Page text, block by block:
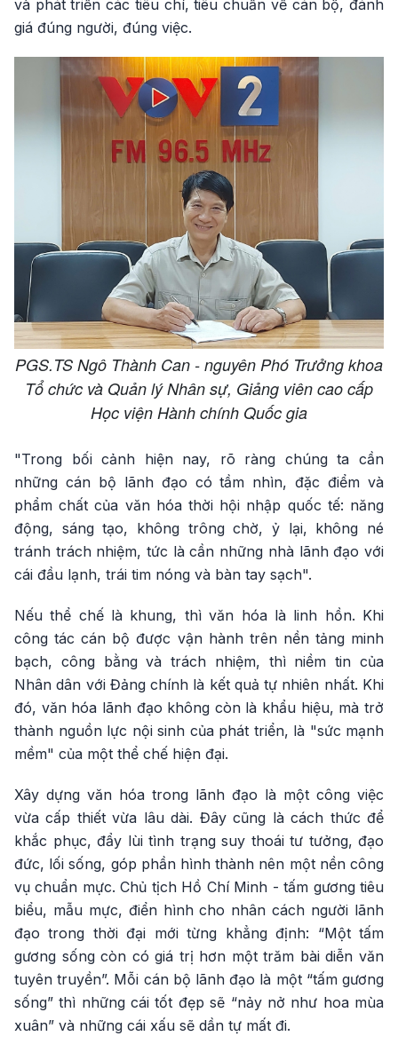
và phát triển các tiêu chí, tiêu chuẩn về cán bộ, đánh
giá đúng người, đúng việc.
PGS.TS Ngô Thành Can - nguyên Phó Trưởng khoa
Tổ chức và Quản lý Nhân sự, Giảng viên cao cấp
Học viện Hành chính Quốc gia
"Trong bối cảnh hiện nay, rõ ràng chúng ta cần
những cán bộ lãnh đạo có tầm nhìn, đặc điểm và
phẩm chất của văn hóa thời hội nhập quốc tế: năng
động, sáng tạo, không trông chờ, ỷ lại, không né
tránh trách nhiệm, tức là cần những nhà lãnh đạo với
cái đầu lạnh, trái tim nóng và bàn tay sạch".
Nếu thể chế là khung, thì văn hóa là linh hồn. Khi
công tác cán bộ được vận hành trên nền tảng minh
bạch, công bằng và trách nhiệm, thì niềm tin của
Nhân dân với Đảng chính là kết quả tự nhiên nhất. Khi
đó, văn hóa lãnh đạo không còn là khẩu hiệu, mà trở
thành nguồn lực nội sinh của phát triển, là "sức mạnh
mềm" của một thể chế hiện đại.
Xây dựng văn hóa trong lãnh đạo là một công việc
vừa cấp thiết vừa lâu dài. Đây cũng là cách thức để
khắc phục, đẩy lùi tình trạng suy thoái tư tưởng, đạo
đức, lối sống, góp phần hình thành nên một nền công
vụ chuẩn mực. Chủ tịch Hồ Chí Minh - tấm gương tiêu
biểu, mẫu mực, điển hình cho nhân cách người lãnh
đạo trong thời đại mới từng khẳng định: “Một tấm
gương sống còn có giá trị hơn một trăm bài diễn văn
tuyên truyền”. Mỗi cán bộ lãnh đạo là một “tấm gương
sống” thì những cái tốt đẹp sẽ “nảy nở như hoa mùa
xuân” và những cái xấu sẽ dần tự mất đi.